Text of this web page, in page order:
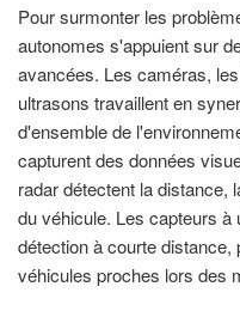
Pour surmonter les
autonomes s'appuient sur
avancées. Les caméras,
ultrasons travaillent en
d'ensemble de
capturent des données
radar détectent la distance,
du véhicule. Les capteurs
détection à courte
véhicules proches lors des